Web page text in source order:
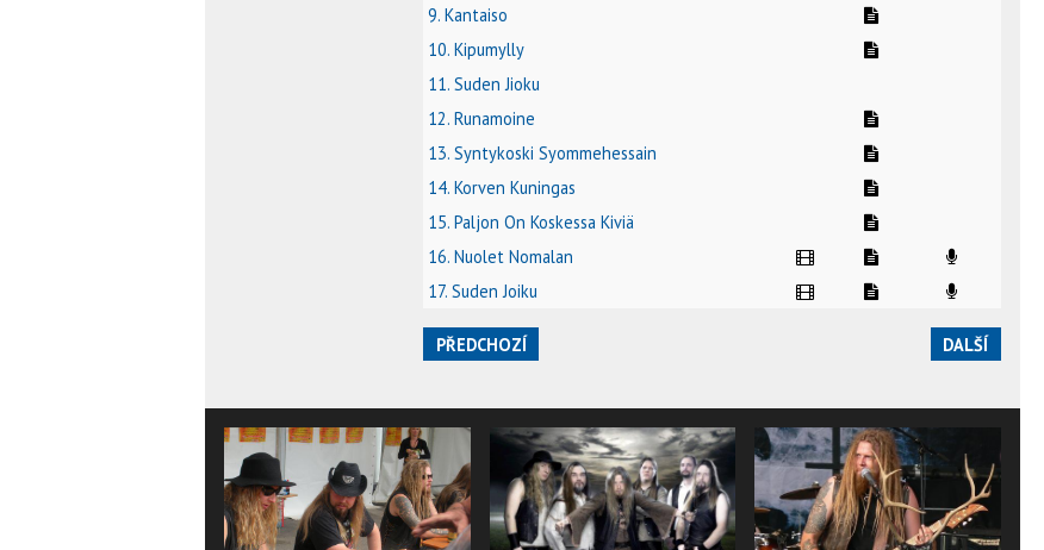
9. Kantaiso
10. Kipumylly
11. Suden Jioku
12. Runamoine
13. Syntykoski Syommehessain
14. Korven Kuningas
15. Paljon On Koskessa Kiviä
16. Nuolet Nomalan
17. Suden Joiku
PŘEDCHOZÍ DALŠÍ